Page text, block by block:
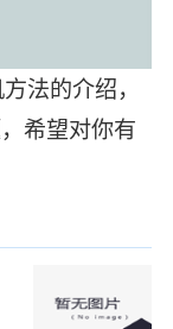
的介绍，
希望对你有